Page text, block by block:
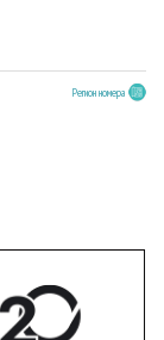
Регион номера